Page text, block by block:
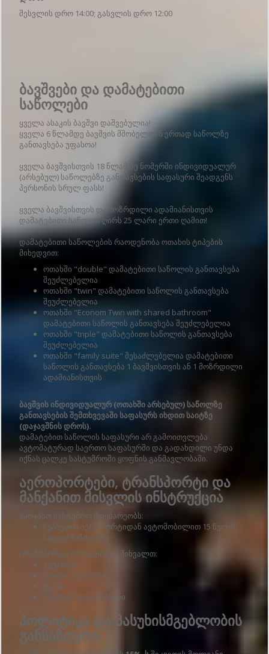
შესვლის დრო 14:00; გასვლის დრო 12:00
ბავშვები და დამატებითი
საწოლები
ყველა ასაკის ბავშვი დაშვებულია!
ყველა 6 წლამდე ბავშვის მშობელთან ერთად საწოლზე
განთავსება უფასოა!
ყველა ბავშვისთვის 18 წლამდე ნომერში ინდივიდუალურ
(არსებულ) საწოლებზე განთავსების საფასური შეადგენს
პერსონის სრულ ფასს!
ყველა ბავშვისთვის და მოზრდილი ადამიანისთვის
დამატებითი საწოლი ღირს 25 ლარი ერთი ღამით!
დამატებითი საწოლების რაოდენობა ოთახის ტიპების
მიხედვით:
ოთახში "double" დამატებითი საწოლის განთავსება
შეუძლებელია
ოთახში "twin" დამატებითი საწოლის განთავსება
შეუძლებელია
ოთახში "Econom Twin with shared bathroom"
დამატებითი საწოლის განთავსება შეუძლებელია
ოთახში "triple" დამატებითი საწოლის განთავსება
შეუძლებელია
ოთახში "family suite" შესაძლებელია დამატებითი
საწოლის განთავსება 1 ბავშვისთვის ან 1 მოზრდილი
ადამიანისთვის
ბავშვის ინდივიდუალურ (ოთახში არსებულ) საწოლზე
განთავსების შემთხვევაში საფასურს იხდით საიტზე
(დაჯავშნის დროს).
დამატებით საწოლის საფასური არ გამოითვლება
ავტომატურად საერთო საფასურში და გადახდილი უნდა
იქნას ცალკე სასტუმროში ყოფნის განმავლობაში.
აეროპორტები, ტრანსპორტი და
მანქანით მისვლის ინსტრუქცია
საოჯახო სასტუმრო მდებარეობს:
სვანეთის აეროპორტიდან ავტომობილით 15 წუთის
სავალ მანძილზე
ტრანსპორტი რომელითაც მიხვალთ:
ავტობუსი
მიკრო ავტობუსი
ტაქსი
მსუბუქი ავტომობილი
პოლიტიკა და პასუხისმგებლობის
განსაზღვრა